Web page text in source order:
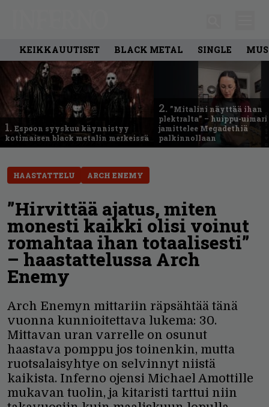
KEIKKAUUTISET BLACK METAL SINGLE
1. Espoon syyskuu käynnistyy
kotimaisen black metalin merkeissä
2. ”Mitalini näyttää ihan
plektralta” – huippu-uimari
jamittelee Megadethiä
palkinnollaan
HAASTATTELU ARCH ENEMY
”Hirvittää ajatus, miten
monesti kaikki olisi voinut
romahtaa ihan totaalisesti”
– haastattelussa Arch
Enemy
Arch Enemyn mittariin räpsähtää tänä
vuonna kunnioitettava lukema: 30.
Mittavan uran varrelle on osunut
haastava pomppu jos toinenkin, mutta
ruotsalaisyhtye on selvinnyt niistä
kaikista. Inferno ojensi Michael Amottille
mukavan tuolin, ja kitaristi tarttui niin